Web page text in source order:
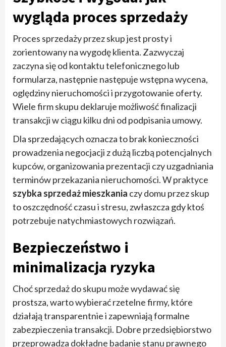
wygląda proces sprzedaży
Proces sprzedaży przez skup jest prosty i
zorientowany na wygodę klienta. Zazwyczaj
zaczyna się od kontaktu telefonicznego lub
formularza, następnie następuje wstępna wycena,
oględziny nieruchomości i przygotowanie oferty.
Wiele firm skupu deklaruje możliwość finalizacji
transakcji w ciągu kilku dni od podpisania umowy.
Dla sprzedających oznacza to brak konieczności
prowadzenia negocjacji z dużą liczbą potencjalnych
kupców, organizowania prezentacji czy uzgadniania
terminów przekazania nieruchomości. W praktyce
szybka sprzedaż mieszkania czy domu przez skup
to oszczędność czasu i stresu, zwłaszcza gdy ktoś
potrzebuje natychmiastowych rozwiązań.
Bezpieczeństwo i
minimalizacja ryzyka
Choć sprzedaż do skupu może wydawać się
prostsza, warto wybierać rzetelne firmy, które
działają transparentnie i zapewniają formalne
zabezpieczenia transakcji. Dobre przedsiębiorstwo
przeprowadza dokładne badanie stanu prawnego